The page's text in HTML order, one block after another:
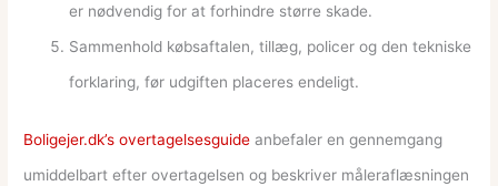
er nødvendig for at forhindre større skade.
Sammenhold købsaftalen, tillæg, policer og den tekniske
forklaring, før udgiften placeres endeligt.
Boligejer.dk’s overtagelsesguide anbefaler en gennemgang
umiddelbart efter overtagelsen og beskriver måleraflæsningen